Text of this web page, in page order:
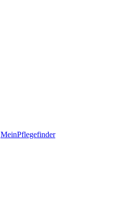
MeinPflegefinder